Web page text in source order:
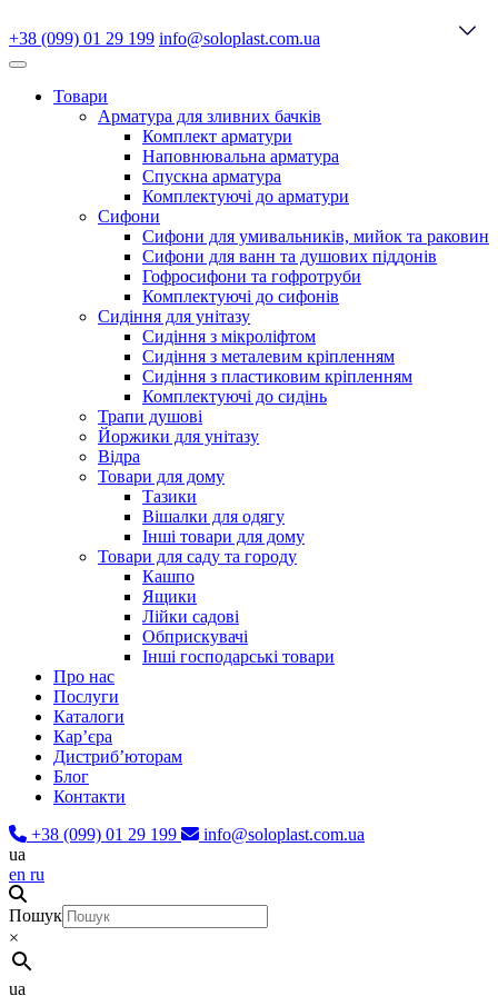
+38 (099) 01 29 199 info@soloplast.com.ua
Товари
Арматура для зливних бачків
Комплект арматури
Наповнювальна арматура
Спускна арматура
Комплектуючі до арматури
Сифони
Сифони для умивальників, мийок та раковин
Сифони для ванн та душових піддонів
Гофросифони та гофротруби
Комплектуючі до сифонів
Сидіння для унітазу
Сидіння з мікроліфтом
Сидіння з металевим кріпленням
Сидіння з пластиковим кріпленням
Комплектуючі до сидінь
Трапи душові
Йоржики для унітазу
Відра
Товари для дому
Тазики
Вішалки для одягу
Інші товари для дому
Товари для саду та городу
Кашпо
Ящики
Лійки садові
Обприскувачі
Інші господарські товари
Про нас
Послуги
Каталоги
Карʼєра
Дистриб’юторам
Блог
Контакти
+38 (099) 01 29 199
info@soloplast.com.ua
ua
en ru
Пошук
×
ua